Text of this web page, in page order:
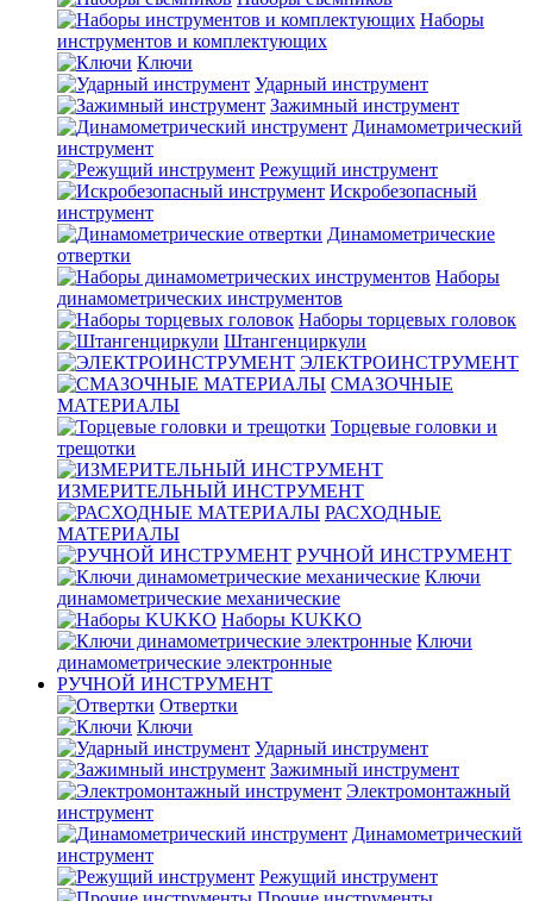
Наборы
инструментов и комплектующих
Ключи
Ударный инструмент
Зажимный инструмент
Динамометрический
инструмент
Режущий инструмент
Искробезопасный
инструмент
Динамометрические
отвертки
Наборы
динамометрических инструментов
Наборы торцевых головок
Штангенциркули
ЭЛЕКТРОИНСТРУМЕНТ
СМАЗОЧНЫЕ
МАТЕРИАЛЫ
Торцевые головки и
трещотки
ИЗМЕРИТЕЛЬНЫЙ ИНСТРУМЕНТ
РАСХОДНЫЕ
МАТЕРИАЛЫ
РУЧНОЙ ИНСТРУМЕНТ
Ключи
динамометрические механические
Наборы KUKKO
Ключи
динамометрические электронные
РУЧНОЙ ИНСТРУМЕНТ
Отвертки
Ключи
Ударный инструмент
Зажимный инструмент
Электромонтажный
инструмент
Динамометрический
инструмент
Режущий инструмент